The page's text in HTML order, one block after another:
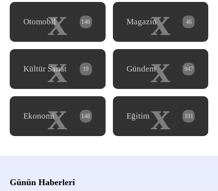
x
Otomobil 146 x
Magazin 46
x
Kültür Sanat 19 x
Gündem 947
x
Ekonomi 148 x
Eğitim 191
Günün Haberleri